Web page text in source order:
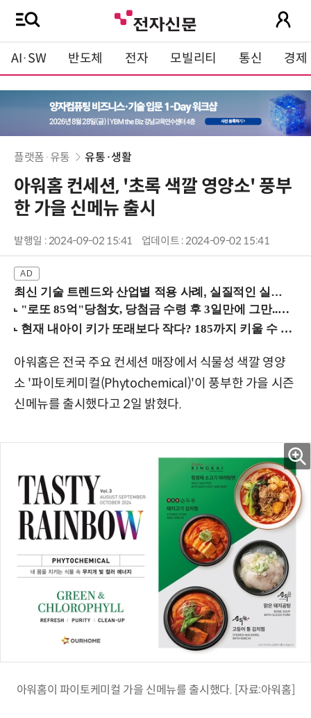
AI·SW 반도체 전자 모빌리티 통신 경제
플랫폼·유통 유통·생활
아워홈 컨세션, '초록 색깔 영양소' 풍부
한 가을 신메뉴 출시
발행일 : 2024-09-02 15:41 업데이트 : 2024-09-02 15:41
최신 기술 트렌드와 산업별 적용 사례, 실질적인 실행 전략을 공유 (9/18 양재역)
아워홈은 전국 주요 컨세션 매장에서 식물성 색깔 영양
소 '파이토케미컬(Phytochemical)'이 풍부한 가을 시즌
신메뉴를 출시했다고 2일 밝혔다.
아워홈이 파이토케미컬 가을 신메뉴를 출시했다. [자료:아워홈]